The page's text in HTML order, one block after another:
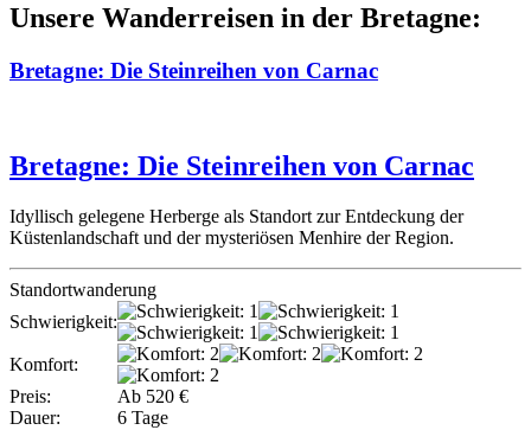
Unsere Wanderreisen in der Bretagne:
Bretagne: Die Steinreihen von Carnac
Bretagne: Die Steinreihen von Carnac
Idyllisch gelegene Herberge als Standort zur Entdeckung der
Küstenlandschaft und der mysteriösen Menhire der Region.
Standortwanderung
Schwierigkeit:
Komfort:
Preis:
Ab 520 €
Dauer:
6 Tage